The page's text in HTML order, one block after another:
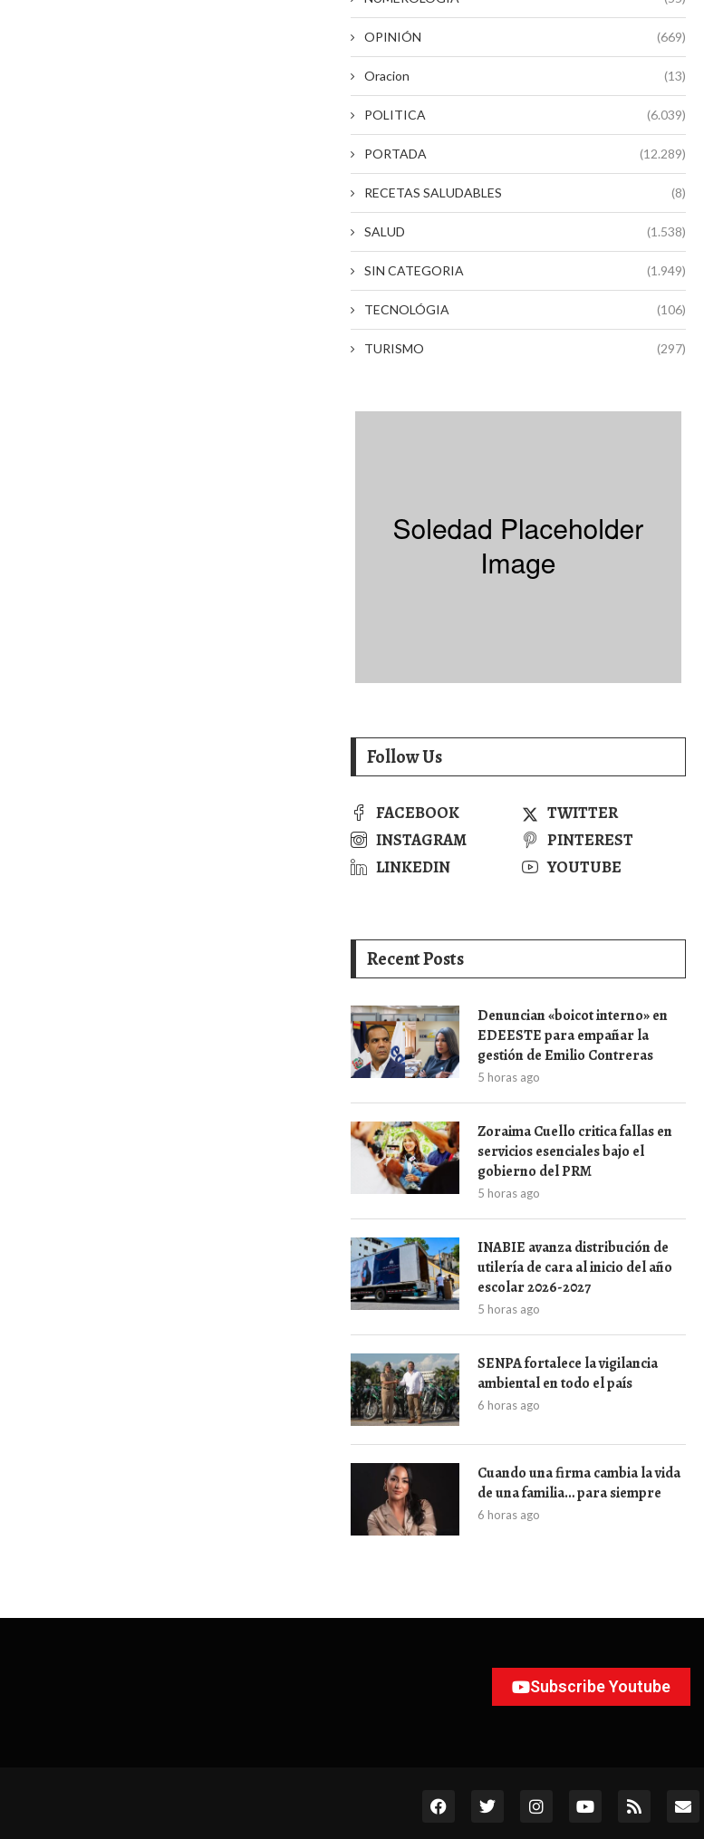
OPINIÓN (669)
Oracion (13)
POLITICA (6.039)
PORTADA (12.289)
RECETAS SALUDABLES (8)
SALUD (1.538)
SIN CATEGORIA (1.949)
TECNOLÓGIA (106)
TURISMO (297)
Follow Us
FACEBOOK
TWITTER
INSTAGRAM
PINTEREST
LINKEDIN
YOUTUBE
Recent Posts
Denuncian «boicot interno» en
EDEESTE para empañar la
gestión de Emilio Contreras
5 horas ago
Zoraima Cuello critica fallas en
servicios esenciales bajo el
gobierno del PRM
5 horas ago
INABIE avanza distribución de
utilería de cara al inicio del año
escolar 2026-2027
5 horas ago
SENPA fortalece la vigilancia
ambiental en todo el país
6 horas ago
Cuando una firma cambia la vida
de una familia… para siempre
6 horas ago
Subscribe Youtube